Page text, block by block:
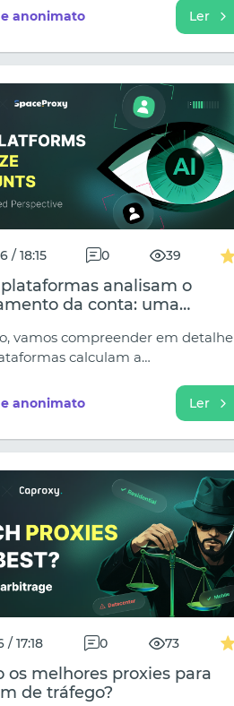
funcionam os sistemas de
na prática.
anonimato Ler
/ 18:15 0 39
analisam o
da conta: uma
vamos compreender em detalhe
calculam a
do anonimato quando
anonimato Ler
/ 17:18 0 73
os melhores proxies para
de tráfego?